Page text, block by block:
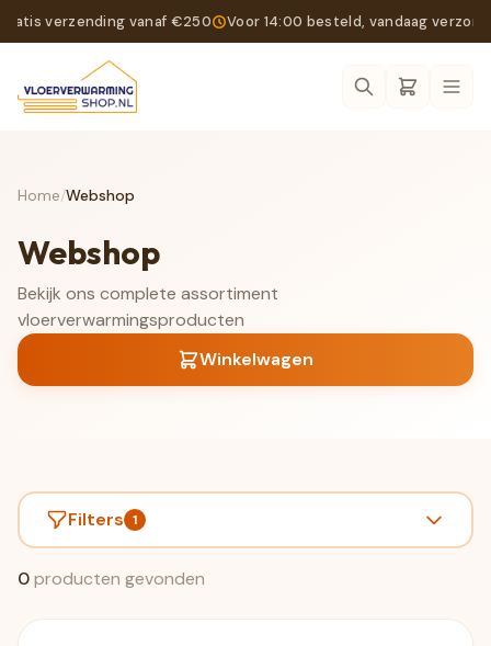
verzending vanaf €250 Voor 14:00 besteld, vandaag
Home/Webshop
Webshop
Bekijk ons complete assortiment
vloerverwarmingsproducten
Winkelwagen
Filters 1
0producten gevonden